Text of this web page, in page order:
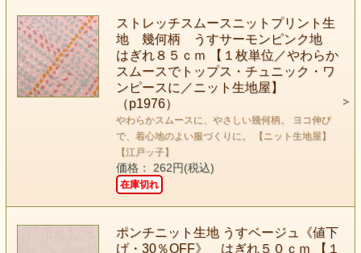
ストレッチスムースニットプリント生
地 幾何柄 うすサーモンピンク地
はぎれ８５ｃｍ 【１枚単位／やわらか
スムースでトップス・チュニック・ワ
ンピースに／ニット生地屋】
（p1976）
やわらかスムースに、やさしい幾何柄。 ヨコ伸び
で、着心地のよい服づくりに。 【ニット生地屋】
【江戸ッ子】
価格： 262円(税込)
在庫切れ
ポンチニット生地 うすベージュ《値下
げ・30％OFF》 はぎれ５０ｃｍ 【１